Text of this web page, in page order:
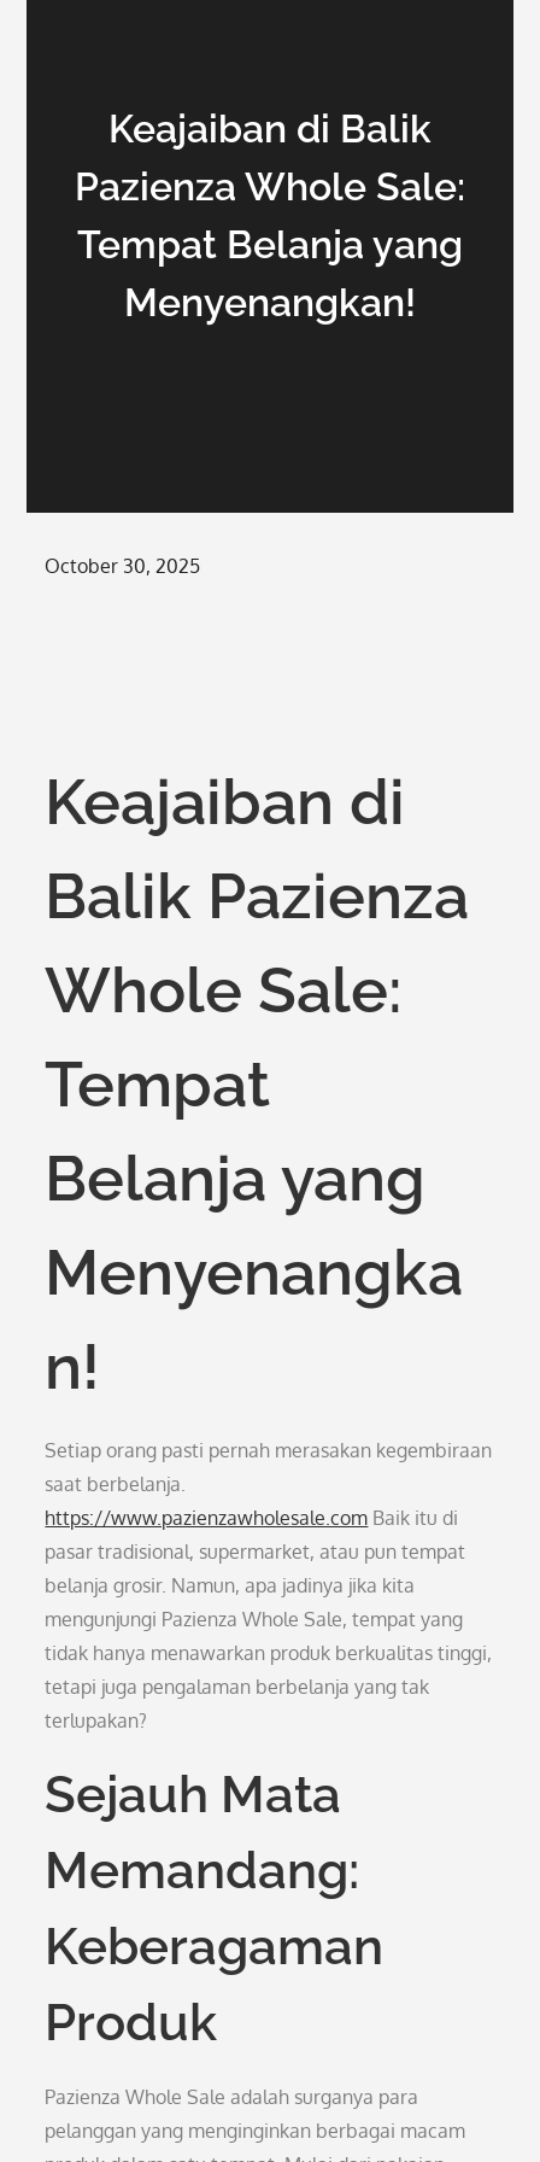
Keajaiban di Balik
Pazienza Whole Sale:
Tempat Belanja yang
Menyenangkan!
Posted
October 30, 2025
Keajaiban di
Balik Pazienza
Whole Sale:
Tempat
Belanja yang
Menyenangka
n!
Setiap orang pasti pernah merasakan kegembiraan
saat berbelanja.
https://www.pazienzawholesale.com Baik itu di
pasar tradisional, supermarket, atau pun tempat
belanja grosir. Namun, apa jadinya jika kita
mengunjungi Pazienza Whole Sale, tempat yang
tidak hanya menawarkan produk berkualitas tinggi,
tetapi juga pengalaman berbelanja yang tak
terlupakan?
Sejauh Mata
Memandang:
Keberagaman
Produk
Pazienza Whole Sale adalah surganya para
pelanggan yang menginginkan berbagai macam